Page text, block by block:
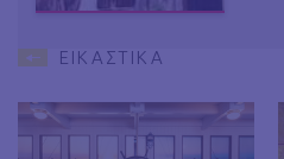
ΕΙΚΑΣΤΙΚΑ